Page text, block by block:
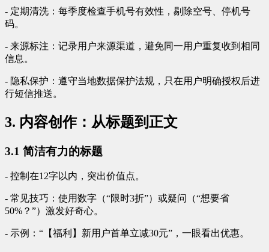
- 定期清洗：每季度检查手机号有效性，剔除空号、停机号
码。
- 来源标注：记录用户来源渠道，避免同一用户重复收到相同
信息。
- 隐私保护：遵守当地数据保护法规，只在用户明确授权后进
行短信推送。
3. 内容创作：从标题到正文
3.1 简洁有力的标题
- 控制在12字以内，突出价值点。
- 常见技巧：使用数字（“限时3折”）或疑问（“想要省
50%？”）激发好奇心。
- 示例：“【福利】新用户首单立减30元”，一眼看出优惠。